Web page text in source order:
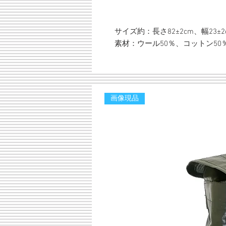
サイズ約：長さ82±2cm、幅
素材：ウール50％、コットン50
画像現品